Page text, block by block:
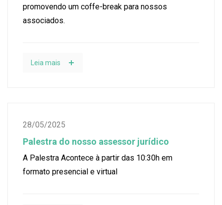
promovendo um coffe-break para nossos
associados.
Leia mais
28/05/2025
Palestra do nosso assessor jurídico
A Palestra Acontece à partir das 10:30h em
formato presencial e virtual